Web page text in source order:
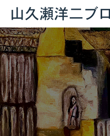
トップページ
ブログ
プロフィール
お問い合わせ